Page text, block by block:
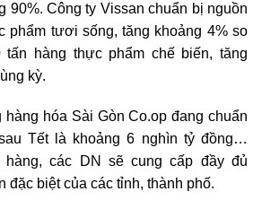
90%. Công ty Vissan chuẩn bị nguồn
phẩm tươi sống, tăng khoảng 4% so
hàng thực phẩm chế biến, tăng
kỳ.
hóa Sài Gòn Co.op đang chuẩn
Tết là khoảng 6 nghìn tỷ đồng…
hàng, các DN sẽ cung cấp đầy đủ
đặc biệt của các tỉnh, thành phố.